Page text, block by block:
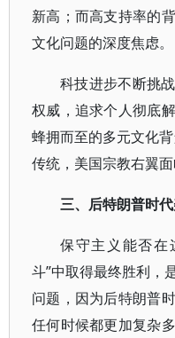
新高；而高支持率的
文化问题的深度焦虑。
科技进步不断挑
权威，追求个人彻底
蜂拥而至的多元文化
传统，美国宗教右翼面
三、后特朗普时
保守主义能否在
斗”中取得最终胜利，
问题，因为后特朗普
任何时候都更加复杂